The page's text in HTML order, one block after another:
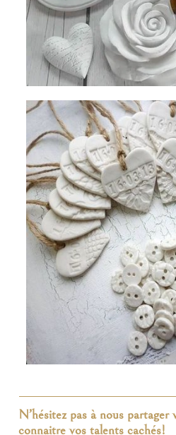
N’hésitez pas à nous partager
connaitre vos talents cachés!